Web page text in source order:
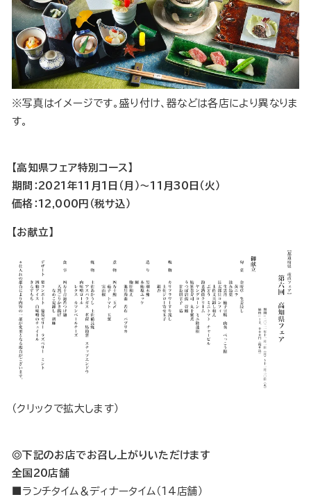
※写真はイメージです。盛り付け、器などは各店により異なりま
す。
【高知県フェア特別コース】
期間：2021年11月1日（月）～11月30日（火）
価格：12,000円（税サ込）
【お献立】
（クリックで拡大します）
◎下記のお店でお召し上がりいただけます
全国20店舗
■ランチタイム＆ディナータイム（14店舗）